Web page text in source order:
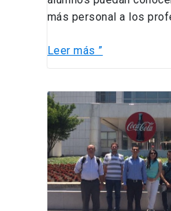
más personal a los
Leer más ”
Viaje
de
Estudios
MII
UC
Primer
Semestre